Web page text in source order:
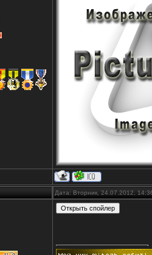
Дата: Вторник, 24.07.2012,